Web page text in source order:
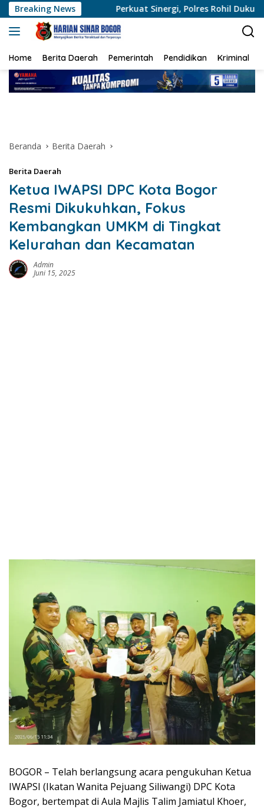
Langsung
ke
konten
Breaking News
Perkuat Sinergi, Polres Rohil Dukung Ranperda Hijau
Home Berita Daerah Pemerintah Pendidikan Kriminal
Beranda Berita Daerah
Berita Daerah
Ketua IWAPSI DPC Kota Bogor
Resmi Dikukuhkan, Fokus
Kembangkan UMKM di Tingkat
Kelurahan dan Kecamatan
Admin
Juni 15, 2025
BOGOR – Telah berlangsung acara pengukuhan Ketua
IWAPSI (Ikatan Wanita Pejuang Siliwangi) DPC Kota
Bogor, bertempat di Aula Majlis Talim Jamiatul Khoer,